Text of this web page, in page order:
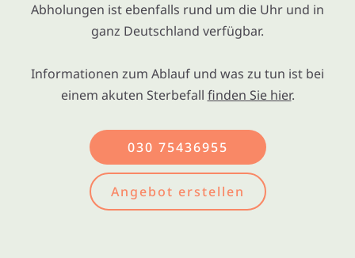
Abholungen ist ebenfalls rund um die Uhr und in
ganz Deutschland verfügbar.
Informationen zum Ablauf und was zu tun ist bei
einem akuten Sterbefall finden Sie hier.
030 75436955
Angebot erstellen